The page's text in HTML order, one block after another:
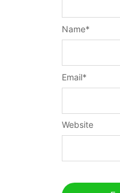
Name*
Email*
Website